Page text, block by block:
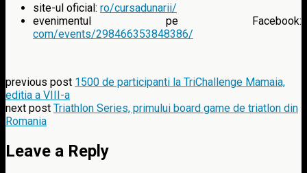
site-ul oficial: ro/cursadunarii/
evenimentul pe Facebook:
com/events/298466353848386/
previous post 1500 de participanti la TriChallenge Mamaia,
editia a VIII-a
next post Triathlon Series, primului board game de triatlon din
Romania
Leave a Reply